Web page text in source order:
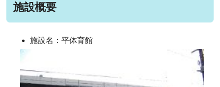
施設概要
施設名：平体育館